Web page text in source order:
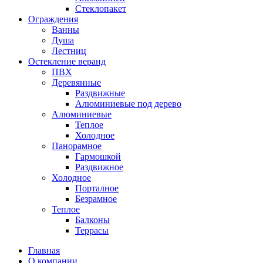
Стеклопакет
Ограждения
Ванны
Душа
Лестниц
Остекление веранд
ПВХ
Деревянные
Раздвижные
Алюминиевые под дерево
Алюминиевые
Теплое
Холодное
Панорамное
Гармошкой
Раздвижное
Холодное
Порталное
Безрамное
Теплое
Балконы
Террасы
Главная
О компании